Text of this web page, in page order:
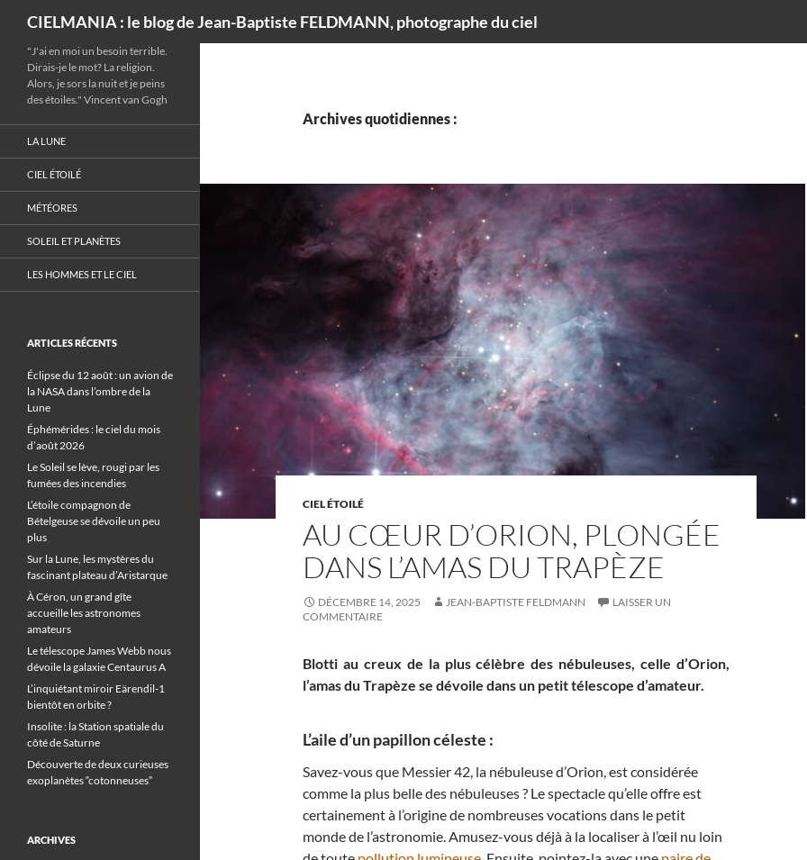
CIELMANIA : le blog de Jean-Baptiste FELDMANN, photographe du ciel
Archives quotidiennes :
CIEL ÉTOILÉ
AU CŒUR D’ORION, PLONGÉE
DANS L’AMAS DU TRAPÈZE
DÉCEMBRE 14, 2025 JEAN-BAPTISTE FELDMANN
LAISSER UN
COMMENTAIRE
Blotti au creux de la plus célèbre des nébuleuses, celle d’Orion,
l’amas du Trapèze se dévoile dans un petit télescope d’amateur.
L’aile d’un papillon céleste :
Savez-vous que Messier 42, la nébuleuse d’Orion, est considérée
comme la plus belle des nébuleuses ? Le spectacle qu’elle offre est
certainement à l’origine de nombreuses vocations dans le petit
monde de l’astronomie. Amusez-vous déjà à la localiser à l’œil nu loin
"J'ai en moi un besoin terrible.
Dirais-je le mot? La religion.
Alors, je sors la nuit et je peins
des étoiles." Vincent van Gogh
LA LUNE
CIEL ÉTOILÉ
MÉTÉORES
SOLEIL ET PLANÈTES
LES HOMMES ET LE CIEL
ARTICLES RÉCENTS
Éclipse du 12 août : un avion de
la NASA dans l’ombre de la
Lune
Éphémérides : le ciel du mois
d’août 2026
Le Soleil se lève, rougi par les
fumées des incendies
L’étoile compagnon de
Bételgeuse se dévoile un peu
plus
Sur la Lune, les mystères du
fascinant plateau d’Aristarque
À Céron, un grand gîte
accueille les astronomes
amateurs
Le télescope James Webb nous
dévoile la galaxie Centaurus A
L’inquiétant miroir Eärendil-1
bientôt en orbite ?
Insolite : la Station spatiale du
côté de Saturne
Découverte de deux curieuses
exoplanètes “cotonneuses”
ARCHIVES